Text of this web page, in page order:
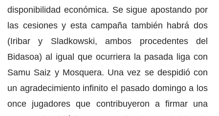
disponibilidad económica. Se sigue apostando por
las cesiones y esta campaña también habrá dos
(Iribar y Sladkowski, ambos procedentes del
Bidasoa) al igual que ocurriera la pasada liga con
Samu Saiz y Mosquera. Una vez se despidió con
un agradecimiento infinito el pasado domingo a los
once jugadores que contribuyeron a firmar una